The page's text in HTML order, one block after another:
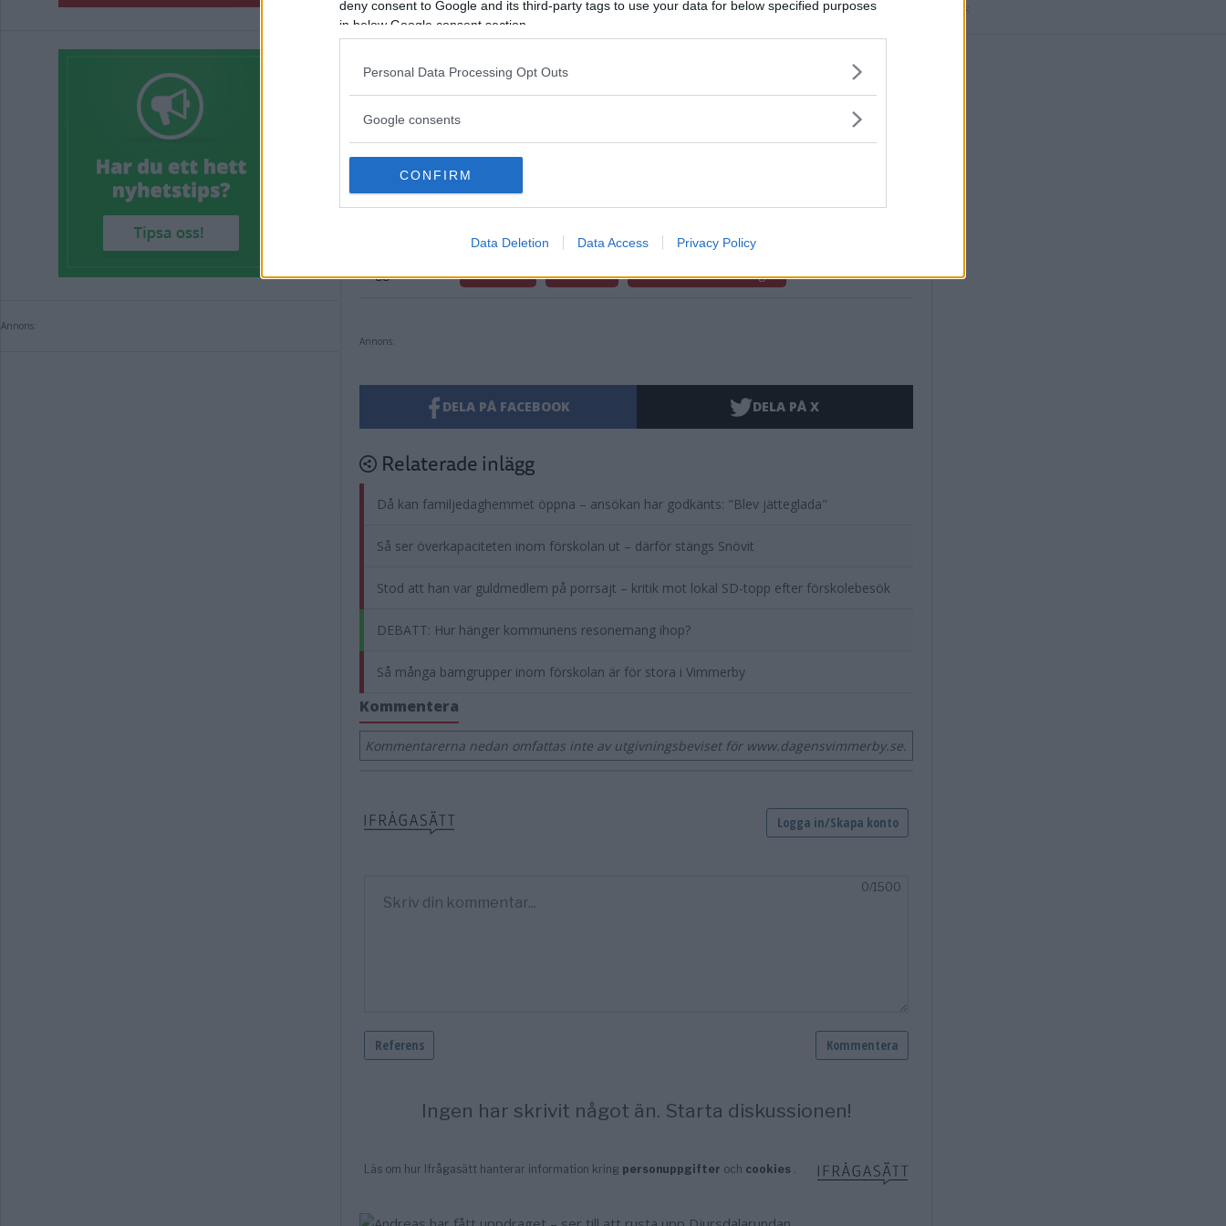
deny consent to Google and its third-party tags to use your data for below specified purposes
in below Google consent section.
Personal Data Processing Opt Outs
Google consents
CONFIRM
Data Deletion Data Access Privacy Policy
Annons:
en bra förebild hela dagen och att allt speglas i barnen. Det ska vara en avskalad miljö
och tryggt och lugnt.
Annons:
jakob.karlsson@dagensvimmerby.se
Taggar i artikel Förskolan Soludden Makarna Reichenberger
Annons:
DELA PÅ FACEBOOK DELA PÅ X
Relaterade inlägg
Då kan familjedaghemmet öppna – ansökan har godkänts: "Blev jätteglada"
Så ser överkapaciteten inom förskolan ut – därför stängs Snövit
Stod att han var guldmedlem på porrsajt – kritik mot lokal SD-topp efter förskolebesök
DEBATT: Hur hänger kommunens resonemang ihop?
Så många barngrupper inom förskolan är för stora i Vimmerby
Kommentera
Kommentarerna nedan omfattas inte av utgivningsbeviset för www.dagensvimmerby.se.
Annons: